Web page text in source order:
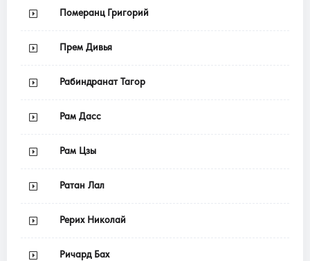
Померанц Григорий
Прем Дивья
Рабиндранат Тагор
Рам Дасс
Рам Цзы
Ратан Лал
Рерих Николай
Ричард Бах